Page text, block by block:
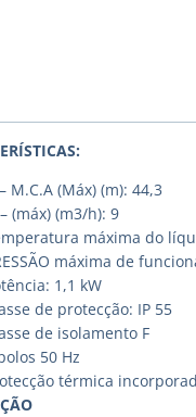
M.C.A (Máx) (m): 44,3
(máx) (m3/h): 9
máxima do
máxima de
1,1 kW
de protecção: IP 55
de isolamento F
50 Hz
térmica